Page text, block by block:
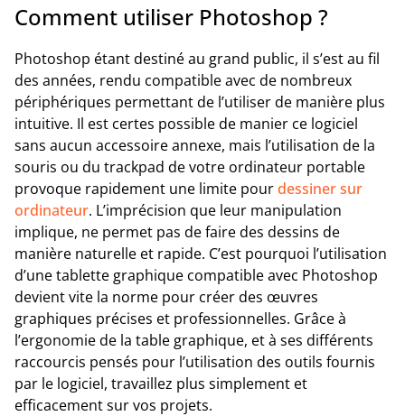
Comment utiliser Photoshop ?
Photoshop étant destiné au grand public, il s’est au fil
des années, rendu compatible avec de nombreux
périphériques permettant de l’utiliser de manière plus
intuitive. Il est certes possible de manier ce logiciel
sans aucun accessoire annexe, mais l’utilisation de la
souris ou du trackpad de votre ordinateur portable
provoque rapidement une limite pourdessiner sur
ordinateur. L’imprécision que leur manipulation
implique, ne permet pas de faire des dessins de
manière naturelle et rapide. C’est pourquoi l’utilisation
d’une tablette graphique compatible avec Photoshop
devient vite la norme pour créer des œuvres
graphiques précises et professionnelles. Grâce à
l’ergonomie de la table graphique, et à ses différents
raccourcis pensés pour l’utilisation des outils fournis
par le logiciel, travaillez plus simplement et
efficacement sur vos projets.